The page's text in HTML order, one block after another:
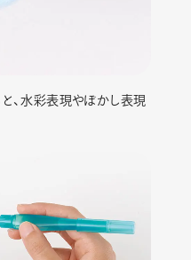
、水彩表現やぼかし表現